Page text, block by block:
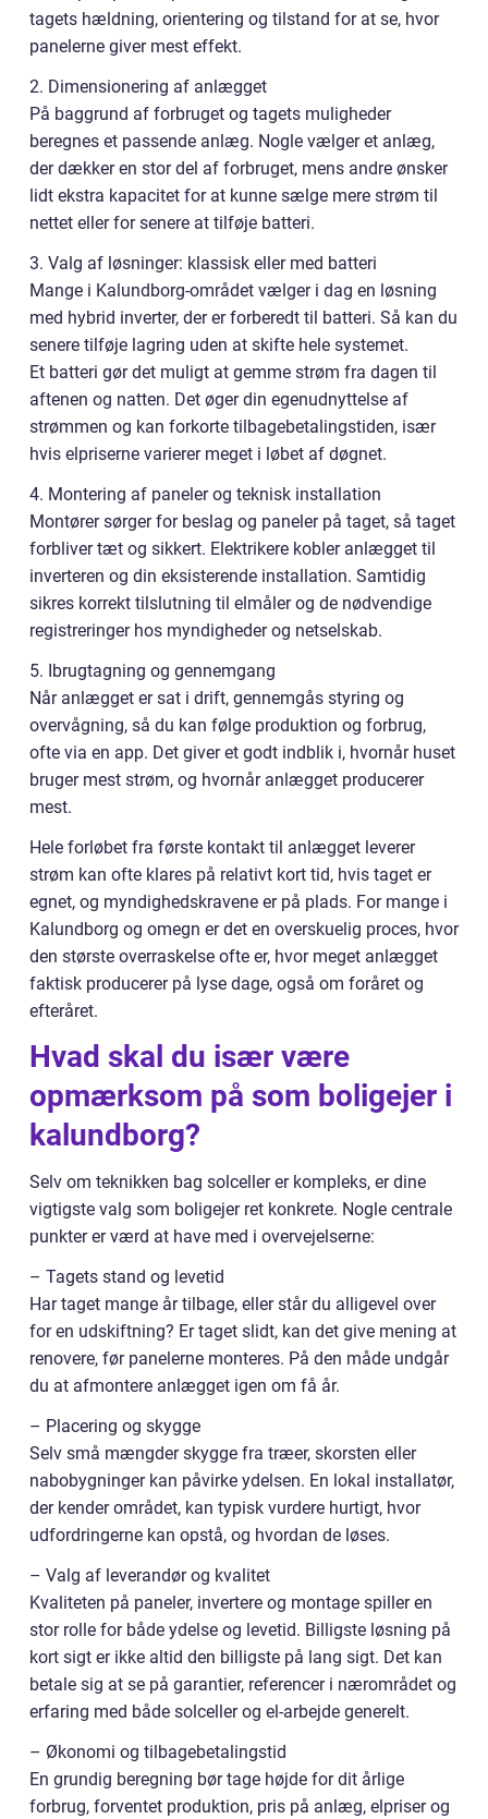
tagets hældning, orientering og tilstand for at se, hvor
panelerne giver mest effekt.
2. Dimensionering af anlægget
På baggrund af forbruget og tagets muligheder
beregnes et passende anlæg. Nogle vælger et anlæg,
der dækker en stor del af forbruget, mens andre ønsker
lidt ekstra kapacitet for at kunne sælge mere strøm til
nettet eller for senere at tilføje batteri.
3. Valg af løsninger: klassisk eller med batteri
Mange i Kalundborg-området vælger i dag en løsning
med hybrid inverter, der er forberedt til batteri. Så kan du
senere tilføje lagring uden at skifte hele systemet.
Et batteri gør det muligt at gemme strøm fra dagen til
aftenen og natten. Det øger din egenudnyttelse af
strømmen og kan forkorte tilbagebetalingstiden, især
hvis elpriserne varierer meget i løbet af døgnet.
4. Montering af paneler og teknisk installation
Montører sørger for beslag og paneler på taget, så taget
forbliver tæt og sikkert. Elektrikere kobler anlægget til
inverteren og din eksisterende installation. Samtidig
sikres korrekt tilslutning til elmåler og de nødvendige
registreringer hos myndigheder og netselskab.
5. Ibrugtagning og gennemgang
Når anlægget er sat i drift, gennemgås styring og
overvågning, så du kan følge produktion og forbrug,
ofte via en app. Det giver et godt indblik i, hvornår huset
bruger mest strøm, og hvornår anlægget producerer
mest.
Hele forløbet fra første kontakt til anlægget leverer
strøm kan ofte klares på relativt kort tid, hvis taget er
egnet, og myndighedskravene er på plads. For mange i
Kalundborg og omegn er det en overskuelig proces, hvor
den største overraskelse ofte er, hvor meget anlægget
faktisk producerer på lyse dage, også om foråret og
efteråret.
Hvad skal du især være
opmærksom på som boligejer i
kalundborg?
Selv om teknikken bag solceller er kompleks, er dine
vigtigste valg som boligejer ret konkrete. Nogle centrale
punkter er værd at have med i overvejelserne:
– Tagets stand og levetid
Har taget mange år tilbage, eller står du alligevel over
for en udskiftning? Er taget slidt, kan det give mening at
renovere, før panelerne monteres. På den måde undgår
du at afmontere anlægget igen om få år.
– Placering og skygge
Selv små mængder skygge fra træer, skorsten eller
nabobygninger kan påvirke ydelsen. En lokal installatør,
der kender området, kan typisk vurdere hurtigt, hvor
udfordringerne kan opstå, og hvordan de løses.
– Valg af leverandør og kvalitet
Kvaliteten på paneler, invertere og montage spiller en
stor rolle for både ydelse og levetid. Billigste løsning på
kort sigt er ikke altid den billigste på lang sigt. Det kan
betale sig at se på garantier, referencer i nærområdet og
erfaring med både solceller og el-arbejde generelt.
– Økonomi og tilbagebetalingstid
En grundig beregning bør tage højde for dit årlige
forbrug, forventet produktion, pris på anlæg, elpriser og